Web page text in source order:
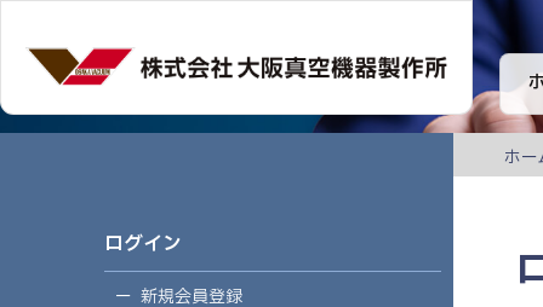
ホー
ログイン
新規会員登録